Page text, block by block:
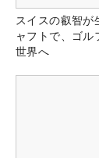
スイスの叡智が
ャフトで、ゴル
世界へ